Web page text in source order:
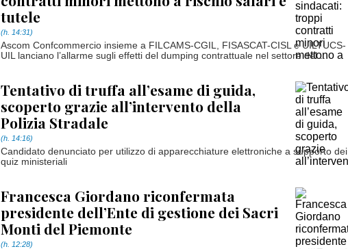
tutele
(h. 14:31)
Ascom Confcommercio insieme a FILCAMS-CGIL, FISASCAT-CISL e UILTUCS-
UIL lanciano l’allarme sugli effetti del dumping contrattuale nel settore del...
Tentativo di truffa all’esame di guida,
scoperto grazie all’intervento della
Polizia Stradale
(h. 14:16)
Candidato denunciato per utilizzo di apparecchiature elettroniche a supporto dei
quiz ministeriali
Francesca Giordano riconfermata
presidente dell’Ente di gestione dei Sacri
Monti del Piemonte
(h. 12:28)